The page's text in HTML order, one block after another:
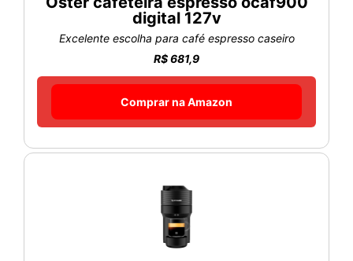
digital 127v
Excelente escolha para café espresso caseiro
R$ 681,9
Comprar na Amazon